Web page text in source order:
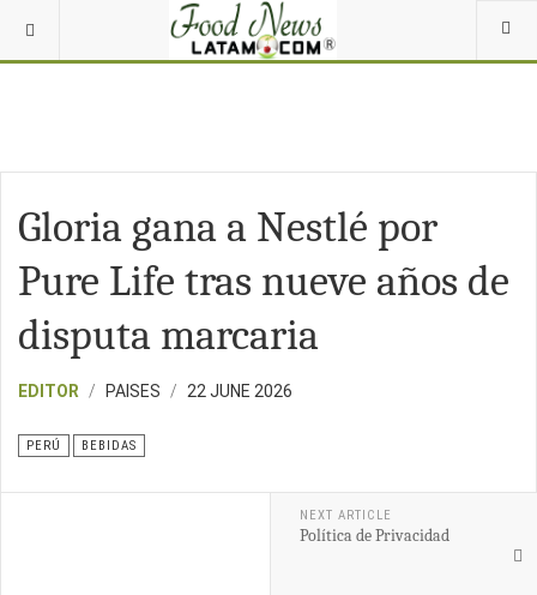
Gloria gana a Nestlé por
Pure Life tras nueve años de
disputa marcaria
EDITOR PAISES 22 JUNE 2026
PERÚ BEBIDAS
NEXT ARTICLE
Política de Privacidad